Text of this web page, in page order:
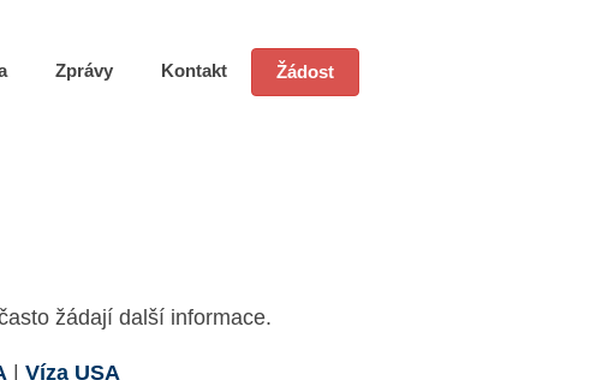
Zprávy Kontakt Žádost
žádají další informace.
Víza USA